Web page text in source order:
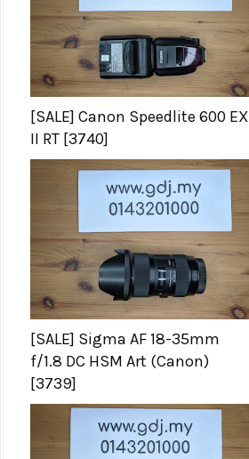
[SALE] Canon Speedlite 600 EX
II RT [3740]
[SALE] Sigma AF 18-35mm
f/1.8 DC HSM Art (Canon)
[3739]